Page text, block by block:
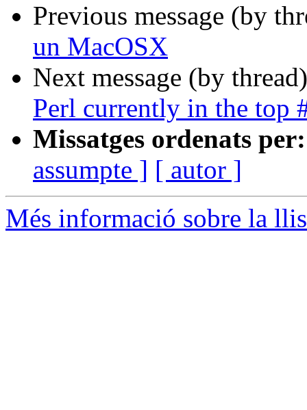
Previous message (by
un MacOSX
Next message (by
Perl currently in the top
Missatges ordenats per:
assumpte ] [ autor ]
Més informació sobre la